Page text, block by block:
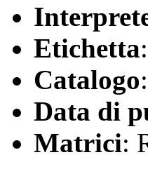
Etichetta
Catalogo
Data di
Matrici: